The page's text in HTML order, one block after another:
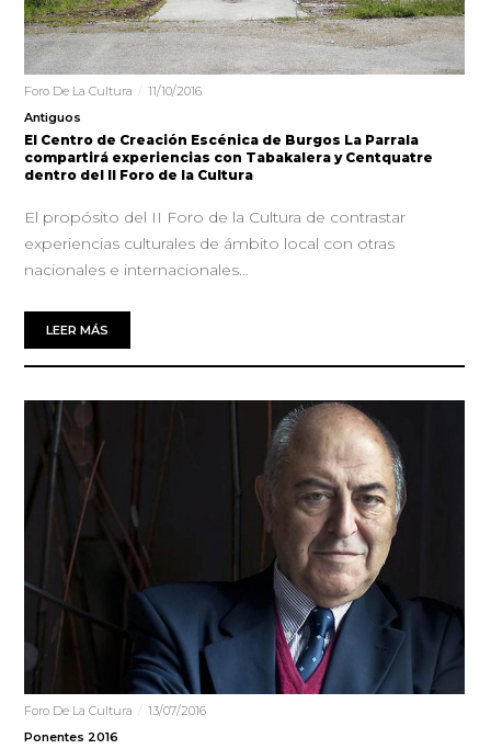
Foro De La Cultura
11/10/2016
Antiguos
El Centro de Creación Escénica de Burgos La Parrala
compartirá experiencias con Tabakalera y Centquatre
dentro del II Foro de la Cultura
El propósito del II Foro de la Cultura de contrastar
experiencias culturales de ámbito local con otras
nacionales e internacionales…
LEER MÁS
Foro De La Cultura
13/07/2016
Ponentes 2016